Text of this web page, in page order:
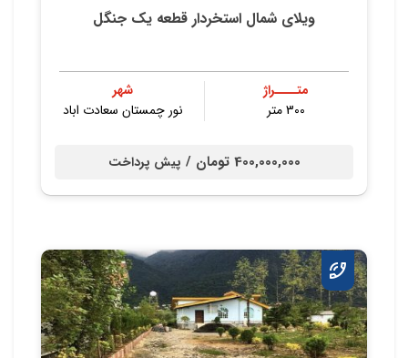
ویلای شمال استخردار قطعه یک جنگل
متــــراژ
300 متر
شهر
نور چمستان سعادت اباد
400,000,000 تومان / پیش پرداخت